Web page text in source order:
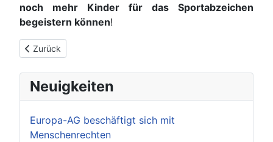
noch mehr Kinder für das Sportabzeichen
begeistern können!
Vorheriger Beitrag: Fußballhelden der Johannesschule
Zurück
Neuigkeiten
Europa-AG beschäftigt sich mit
Menschenrechten